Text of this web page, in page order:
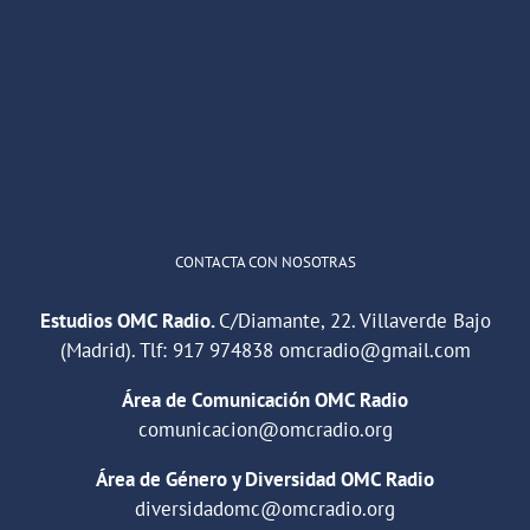
CONTACTA CON NOSOTRAS
Estudios OMC Radio.C/Diamante, 22. Villaverde Bajo
(Madrid). Tlf: 917 974838 omcradio@gmail.com
Área de Comunicación OMC Radio
comunicacion@omcradio.org
Área de Género y Diversidad OMC Radio
diversidadomc@omcradio.org